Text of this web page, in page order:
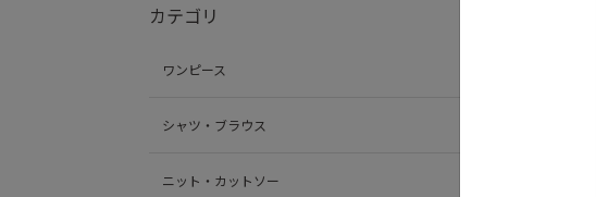
カテゴリ
ワンピース
シャツ・ブラウス
ニット・カットソー